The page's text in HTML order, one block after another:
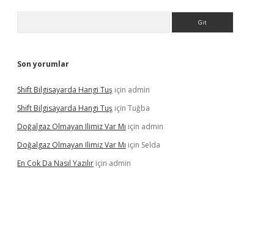
Son yorumlar
Shift Bilgisayarda Hangi Tuş için admin
Shift Bilgisayarda Hangi Tuş için Tuğba
Doğalgaz Olmayan Ilimiz Var Mı için admin
Doğalgaz Olmayan Ilimiz Var Mı için Selda
En Çok Da Nasıl Yazılır için admin